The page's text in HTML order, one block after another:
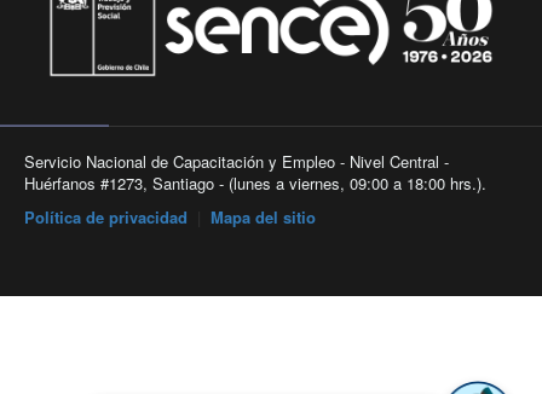
Servicio Nacional de Capacitación y Empleo - Nivel Central -
Huérfanos #1273, Santiago - (lunes a viernes, 09:00 a 18:00 hrs.).
Política de privacidad
Mapa del sitio